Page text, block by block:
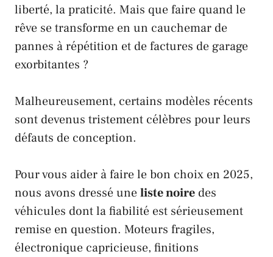
liberté, la praticité. Mais que faire quand le
rêve se transforme en un cauchemar de
pannes à répétition et de factures de garage
exorbitantes ?
Malheureusement, certains modèles récents
sont devenus tristement célèbres pour leurs
défauts de conception.
Pour vous aider à faire le bon choix en 2025,
nous avons dressé uneliste noire des
véhicules dont la fiabilité est sérieusement
remise en question. Moteurs fragiles,
électronique capricieuse, finitions